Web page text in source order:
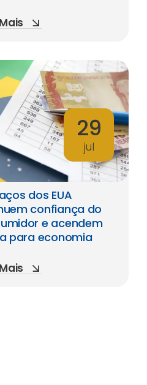
29
jul
dos EUA
confiança do
e acendem
para economia